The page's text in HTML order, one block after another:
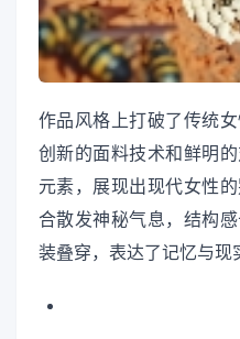
作品风格上打破了传统
创新的面料技术和鲜明
元素，展现出现代女性
合散发神秘气息，结构
装叠穿，表达了记忆与现